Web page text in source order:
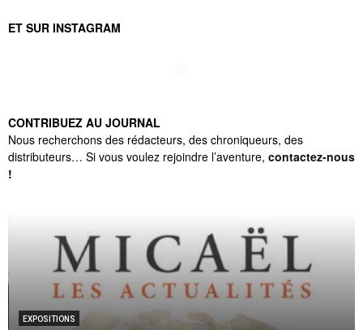
ET SUR INSTAGRAM
CONTRIBUEZ AU JOURNAL
Nous recherchons des rédacteurs, des chroniqueurs, des
distributeurs… Si vous voulez rejoindre l’aventure, contactez-nous
!
EXPOSITIONS